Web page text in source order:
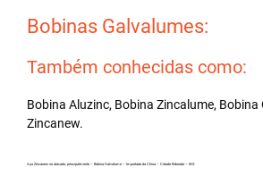
Bobinas Galvalumes:
Também conhecidas como:
Bobina Aluzinc, Bobina Zincalume, Bobina
Zincanew.
Aço Zincanew no atacado, principalmente – Bobina Galvalume – Importada da China – Cidade Eldorado – MS.